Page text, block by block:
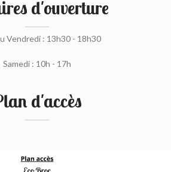
d'ouverture
Vendredi : 13h30 - 18h30
Samedi : 10h - 17h
d'accès